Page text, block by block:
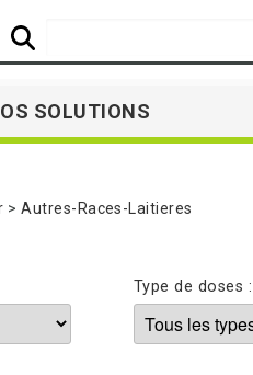
SOLUTIONS
Autres-Races-Laitieres
Type de doses :